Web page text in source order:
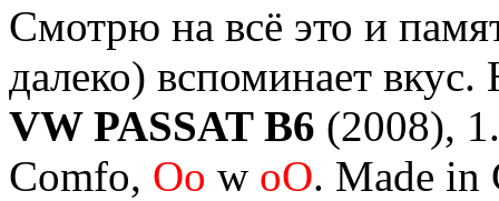
Смотрю на всё это и
далеко) вспоминает
VW PASSAT B6 (2008),
Comfo, Oo w oO. Made in